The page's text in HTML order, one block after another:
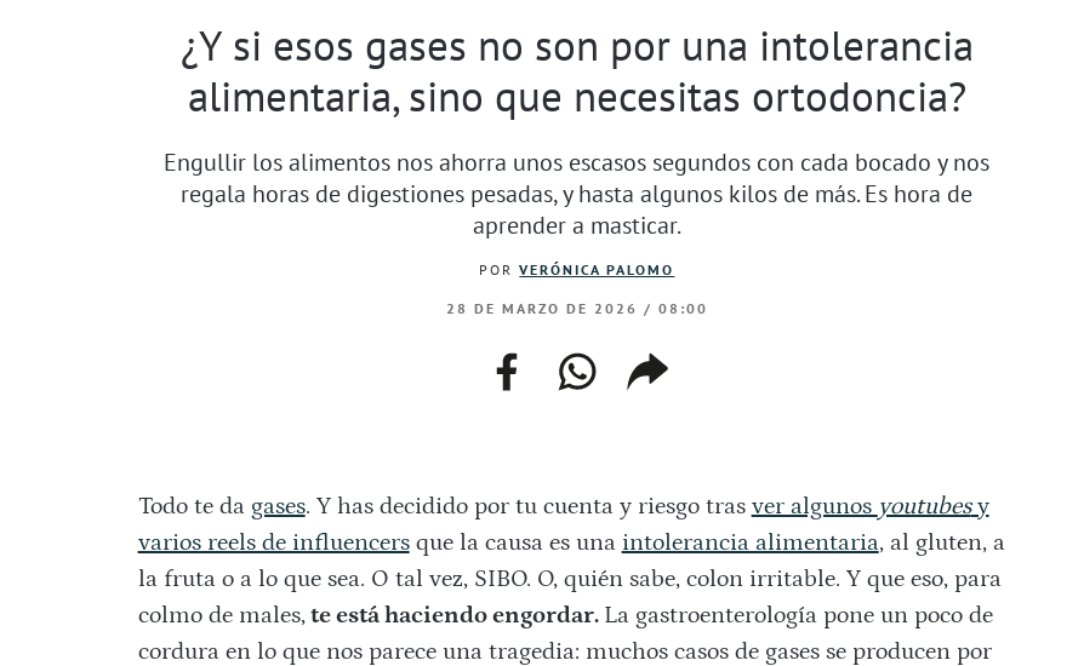
¿Y si esos gases no son por una intolerancia
alimentaria, sino que necesitas ortodoncia?
Engullir los alimentos nos ahorra unos escasos segundos con cada bocado y nos
regala horas de digestiones pesadas, y hasta algunos kilos de más. Es hora de
aprender a masticar.
PORVERÓNICA PALOMO
28 DE MARZO DE 2026 / 08:00
facebookwhatsapp
web
copiar
enlace
Todo te da gases. Y has decidido por tu cuenta y riesgo tras ver algunos youtubesy
varios reels de influencersque la causa es una intolerancia alimentaria, al gluten, a
la fruta o a lo que sea. O tal vez, SIBO. O, quién sabe, colon irritable. Y que eso, para
colmo de males,te está haciendo engordar. La gastroenterología pone un poco de
cordura en lo que nos parece una tragedia: muchos casos de gases se producen por